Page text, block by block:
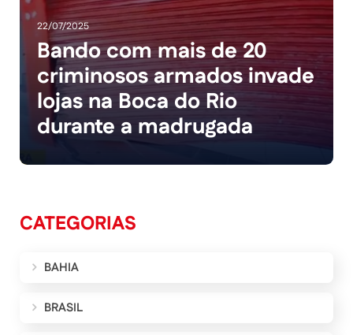
22/07/2025
Bando com mais de 20
criminosos armados invade
lojas na Boca do Rio
durante a madrugada
CATEGORIAS
BAHIA
BRASIL